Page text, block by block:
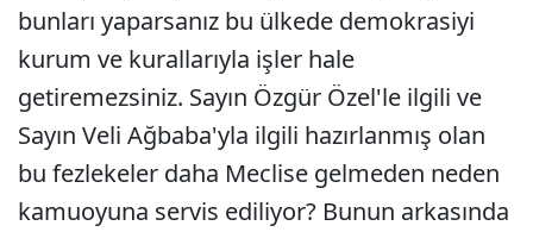
bunları yaparsanız bu ülkede demokrasiyi
kurum ve kurallarıyla işler hale
getiremezsiniz. Sayın Özgür Özel'le ilgili ve
Sayın Veli Ağbaba'yla ilgili hazırlanmış olan
bu fezlekeler daha Meclise gelmeden neden
kamuoyuna servis ediliyor? Bunun arkasında